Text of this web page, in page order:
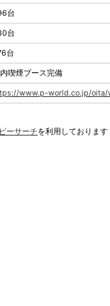
台
台
台
喫煙ブース完備
www.p-world.co.jp/oita/
ーサーチを利用しております